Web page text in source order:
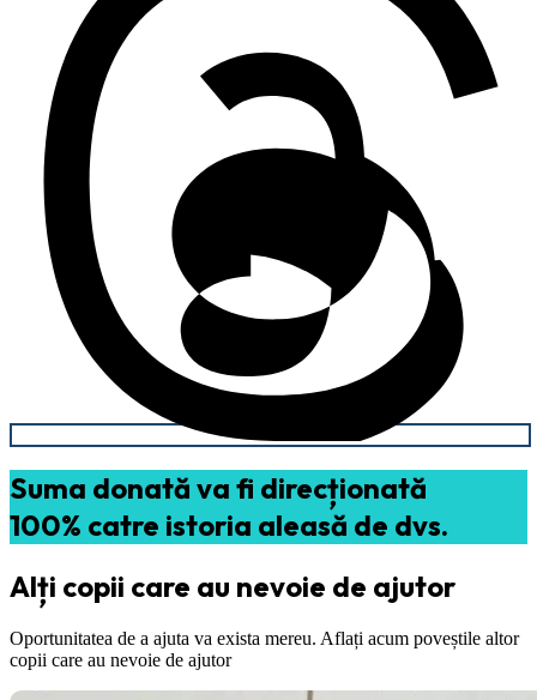
Suma donată va fi direcționată
100% catre istoria aleasă de dvs.
Alți copii care au nevoie de ajutor
Oportunitatea de a ajuta va exista mereu. Aflați acum poveștile altor
copii care au nevoie de ajutor